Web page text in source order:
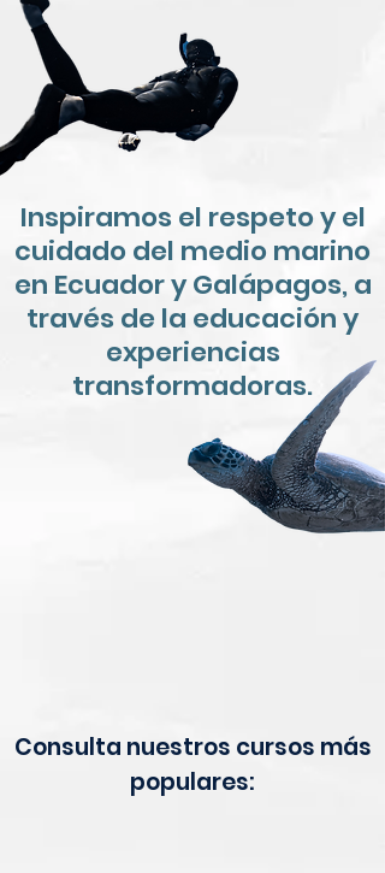
Inspiramos el respeto y el
cuidado del medio marino
en Ecuador y Galápagos, a
través de la educación y
experiencias
transformadoras.
Consulta nuestros cursos más
populares: